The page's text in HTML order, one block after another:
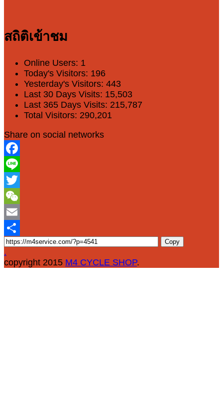
สถิติเข้าชม
Online Users: 1
Today's Visitors: 196
Yesterday's Visitors: 443
Last 30 Days Visits: 15,503
Last 365 Days Visits: 215,787
Total Visitors: 290,201
Share on social networks
Facebook
Line
Twitter
WeChat
Email
Share
Copy
.
copyright 2015 M4 CYCLE SHOP.